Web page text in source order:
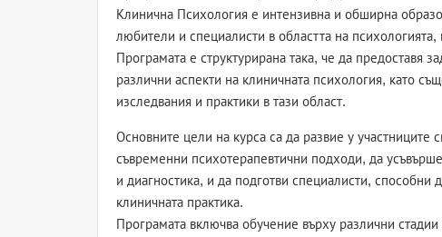
Клинична Психология е интензивна и обширна
любители и специалисти в областта на
Програмата е структурирана така, че да предоставя
различни аспекти на клиничната психология, като
изследвания и практики в тази област.
Основните цели на курса са да развие у участниците
съвременни психотерапевтични подходи, да
и диагностика, и да подготви специалисти, способни
клиничната практика.
Програмата включва обучение върху различни